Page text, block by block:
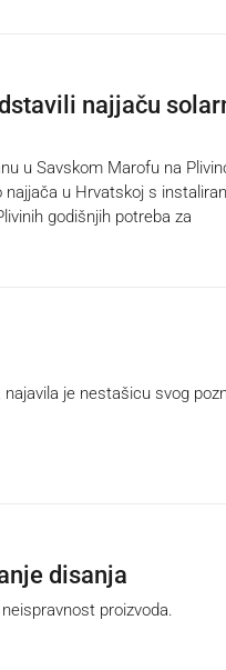
najjaču
u Savskom Marofu na
najjača u Hrvatskoj s
godišnjih potreba za
je nestašicu svog
disanja
proizvoda.